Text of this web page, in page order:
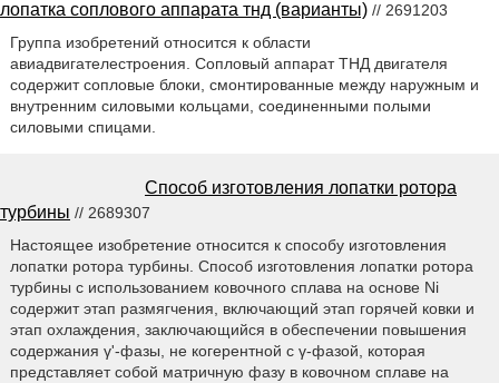
лопатка соплового аппарата тнд (варианты) // 2691203
Группа изобретений относится к области
авиадвигателестроения. Сопловый аппарат ТНД двигателя
содержит сопловые блоки, смонтированные между наружным и
внутренним силовыми кольцами, соединенными полыми
силовыми спицами.
Способ изготовления лопатки ротора
турбины // 2689307
Настоящее изобретение относится к способу изготовления
лопатки ротора турбины. Способ изготовления лопатки ротора
турбины с использованием ковочного сплава на основе Ni
содержит этап размягчения, включающий этап горячей ковки и
этап охлаждения, заключающийся в обеспечении повышения
содержания γ'-фазы, не когерентной с γ-фазой, которая
представляет собой матричную фазу в ковочном сплаве на